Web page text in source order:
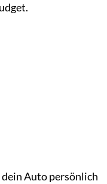
Auto persönlich